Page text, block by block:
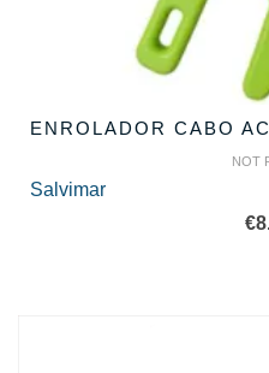
ENROLADOR CABO
NOT
Salvimar
€